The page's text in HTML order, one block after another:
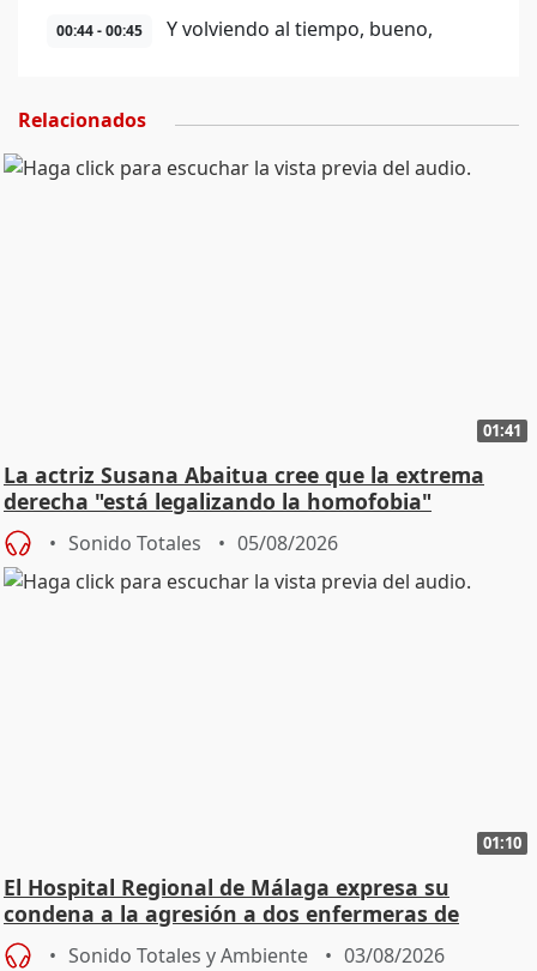
00:44 - 00:45 Y volviendo al tiempo, bueno,
Relacionados
01:41
La actriz Susana Abaitua cree que la extrema
derecha "está legalizando la homofobia"
Sonido Totales 05/08/2026
01:10
El Hospital Regional de Málaga expresa su
condena a la agresión a dos enfermeras de
Urgencias
Sonido Totales y Ambiente 03/08/2026